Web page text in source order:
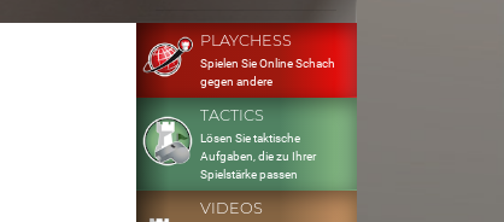
PLAYCHESS
Spielen Sie Online Schach
gegen andere
TACTICS
Lösen Sie taktische
Aufgaben, die zu Ihrer
Spielstärke passen
VIDEOS